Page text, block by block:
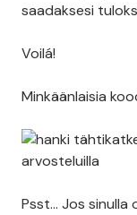
saadaksesi
Voilá!
Minkäänlaisia
Psst… Jos sinulla